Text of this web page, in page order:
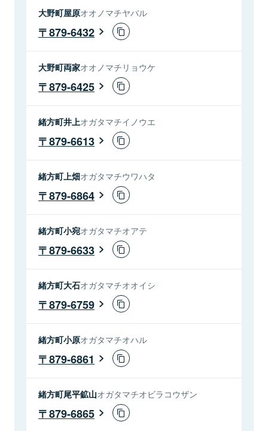
大野町屋原オオノマチヤバル
879-6432
大野町両家オオノマチリョウケ
879-6425
緒方町井上オガタマチイノウエ
879-6613
緒方町上畑オガタマチウワハタ
879-6864
緒方町小宛オガタマチオアテ
879-6633
緒方町大石オガタマチオオイシ
879-6759
緒方町小原オガタマチオハル
879-6861
緒方町尾平鉱山オガタマチオビラコウザン
879-6865